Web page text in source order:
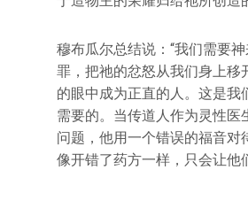
穆布瓜尔总结说：“我们需要
罪，把祂的忿怒从我们身上移
的眼中成为正直的人。这是我
需要的。当传道人作为灵性医
问题，他用一个错误的福音对
像开错了药方一样，只会让他